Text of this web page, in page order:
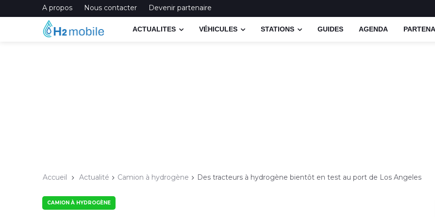
A propos Nous contacter Devenir partenaire
ACTUALITES VÉHICULES STATIONS GUIDES AGENDA
Accueil Actualité Camion à hydrogène Des tracteurs à hydrogène bientôt en test au port de Los Angeles
CAMION À HYDROGÈNE